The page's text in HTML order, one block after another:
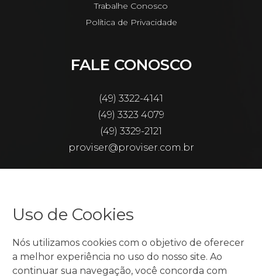
Trabalhe Conosco
Política de Privacidade
FALE CONOSCO
(49) 3322-4141
(49) 3323 4079
(49) 3329-2121
proviser@proviser.com.br
CNPJ: 07.192.322/0001-29
Uso de Cookies
Nós utilizamos cookies com o objetivo de oferecer
a melhor experiência no uso do nosso site. Ao
continuar sua navegação, você concorda com